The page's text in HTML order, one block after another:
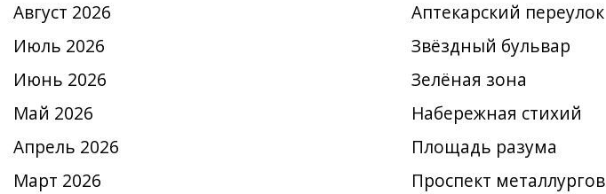
Август 2026
Июль 2026
Июнь 2026
Май 2026
Апрель 2026
Март 2026
Аптекарский переулок
Звёздный бульвар
Зелёная зона
Набережная стихий
Площадь разума
Проспект металлургов